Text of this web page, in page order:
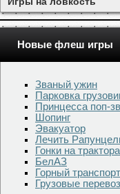
Новые флеш игры
Званый ужин
Парковка
Принцесса поп-
Шопинг
Эвакуатор
Лечить
Гонки на
БелАЗ
Горный
Грузовые